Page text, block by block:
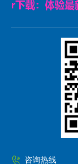
咨询热线